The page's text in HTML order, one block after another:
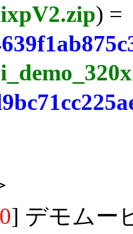
) =
] デモムー